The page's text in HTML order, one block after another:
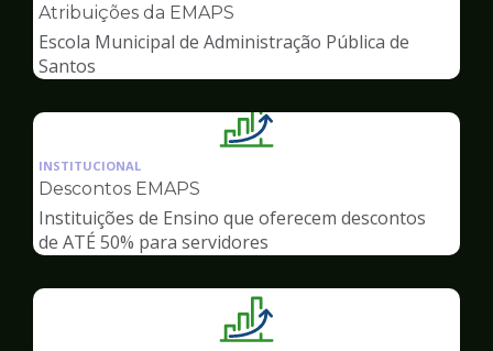
de
Gestão
Atribuições da EMAPS
Escola Municipal de Administração Pública de
Santos
Ilustração
Gestão
INSTITUCIONAL
Descontos EMAPS
Instituições de Ensino que oferecem descontos
de ATÉ 50% para servidores
Ilustração